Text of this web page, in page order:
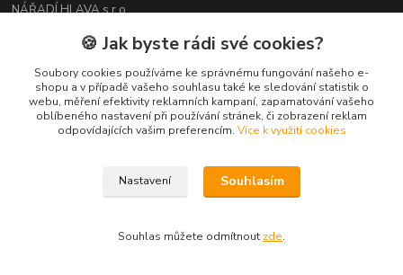
NÁŘADÍ HLAVA s.r.o.
513 01 Semily
+420 481 621 329
centraly@enhlava.cz
Vytvořeno na Eshop-rychle.cz
🍪 Jak byste rádi své cookies?
Soubory cookies používáme ke správnému fungování našeho e-
shopu a v případě vašeho souhlasu také ke sledování statistik o
webu, měření efektivity reklamních kampaní, zapamatování vašeho
oblíbeného nastavení při používání stránek, či zobrazení reklam
odpovídajících vašim preferencím. Více k využití cookies
Nastavení Souhlasím
Souhlas můžete odmítnout zde.